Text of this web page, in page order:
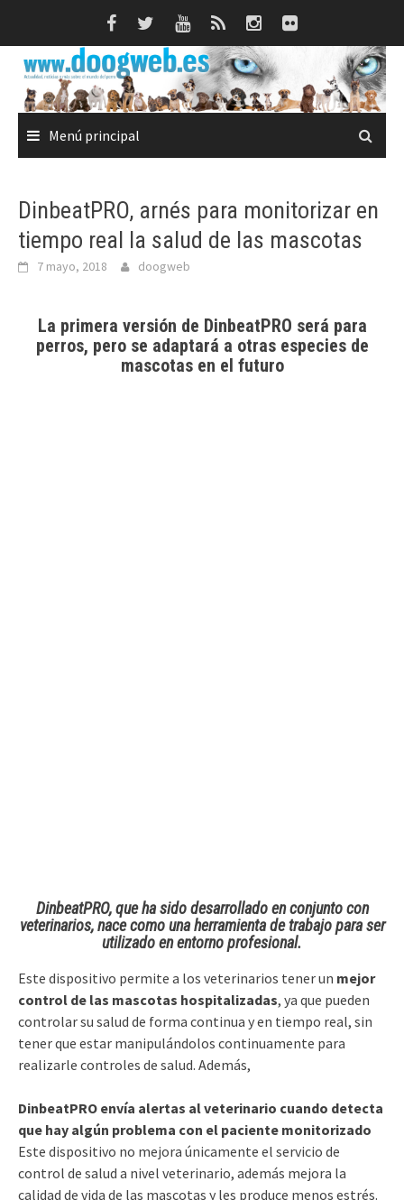
Menú principal
DinbeatPRO, arnés para monitorizar en
tiempo real la salud de las mascotas
7 mayo, 2018 doogweb
La primera versión de DinbeatPRO será para
perros, pero se adaptará a otras especies de
mascotas en el futuro
DinbeatPRO, que ha sido desarrollado en conjunto con
veterinarios, nace como una herramienta de trabajo para ser
utilizado en entorno profesional.
Este dispositivo permite a los veterinarios tener un mejor
control de las mascotas hospitalizadas, ya que pueden
controlar su salud de forma continua y en tiempo real, sin
tener que estar manipulándolos continuamente para
realizarle controles de salud. Además,
DinbeatPRO envía alertas al veterinario cuando detecta
que hay algún problema con el paciente monitorizado
Este dispositivo no mejora únicamente el servicio de
control de salud a nivel veterinario, además mejora la
calidad de vida de las mascotas y les produce menos estrés.